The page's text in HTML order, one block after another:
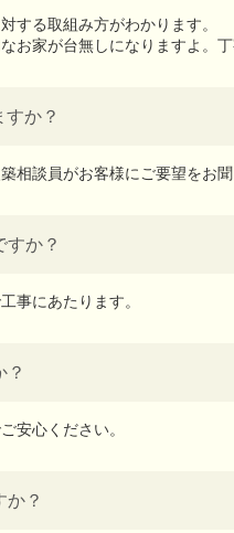
する取組み方がわかります。
お家が台無しになりますよ。
か？
相談員がお客様にご要望をお
すか？
事にあたります。
？
安心ください。
か？